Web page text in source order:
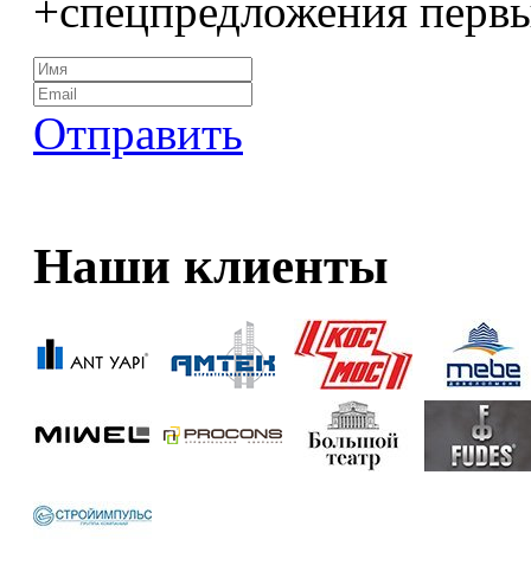
+спецпредложения
Отправить
Наши клиенты